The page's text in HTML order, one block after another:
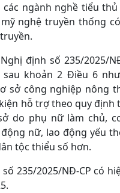
các ngành nghề tiểu
nghệ truyền thống
định số 235/2025/
sau khoản 2 Điều 6
sở công nghiệp nông
hỗ trợ theo quy định
do phụ nữ làm chủ,
nữ, lao động yếu
tộc thiểu số hơn.
235/2025/NĐ-CP có